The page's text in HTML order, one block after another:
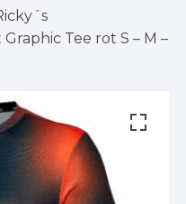
Tee rot S – M –